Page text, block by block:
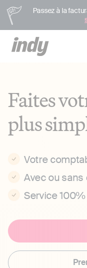
Passez à la
Faites
plus
Votre
Avec ou
Service